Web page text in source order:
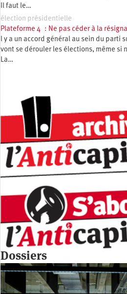
Il faut le…
élection présidentielle
Plateforme 4 : Ne pas céder à la
l y a un accord général au sein du parti
vont se dérouler les élections, même si
La…
Dossiers